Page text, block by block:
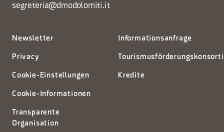
segreteria@dmodolomiti.it
Newsletter
Privacy
Cookie-Einstellungen
Cookie-Informationen
Transparente
Organisation
Informationsanfrage
Kredite